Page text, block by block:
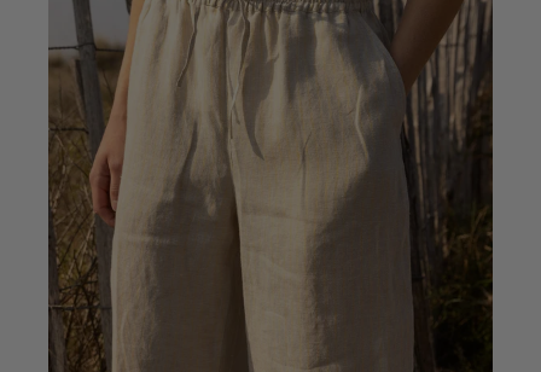
Vêtements hippies
Une mode scandinave
Superpositions
À rayures
Des carreaux à foison
À pois
Vêtements bio
Un design suédois
Robes en jersey
Vêtements bohèmes
Des vêtements pour les soirées fraîches
Vêtements à motif